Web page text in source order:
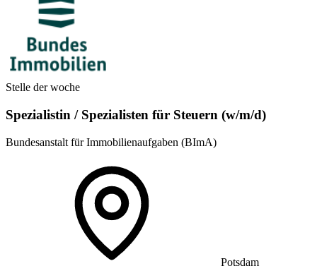
Stelle der woche
Spezialistin / Spezialisten für Steuern (w/m/d)
Bundesanstalt für Immobilienaufgaben (BImA)
Potsdam